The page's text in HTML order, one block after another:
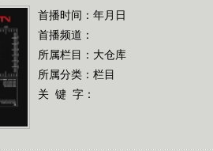
首播时间：年月日
首播频道：
所属栏目： 大仓库
所属分类：栏目
关 键 字：